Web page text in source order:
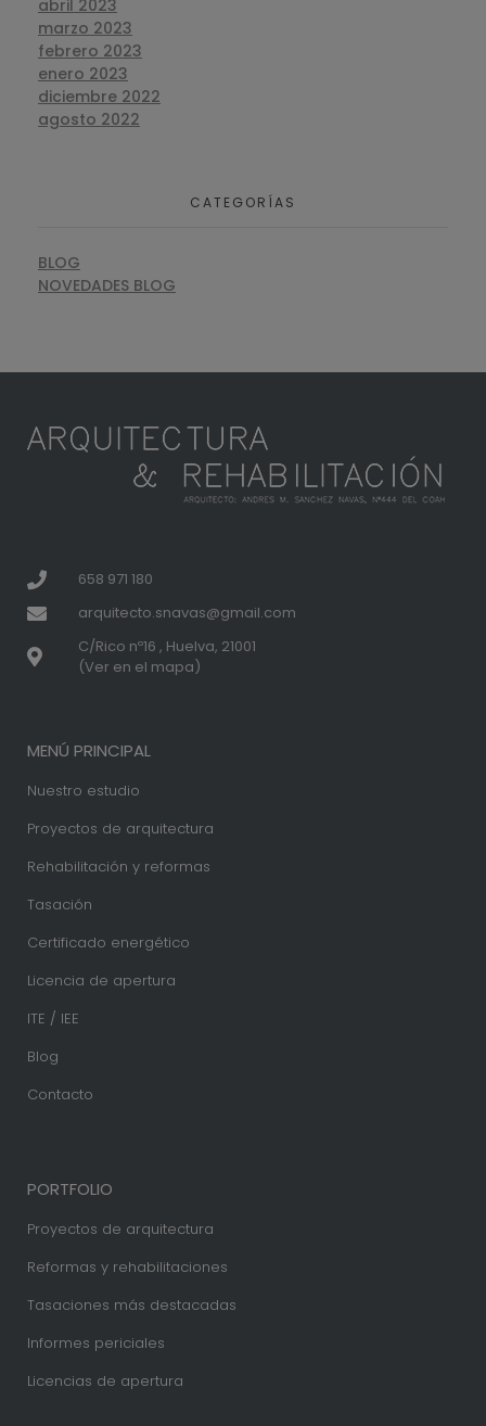
abril 2023
marzo 2023
febrero 2023
enero 2023
diciembre 2022
agosto 2022
CATEGORÍAS
BLOG
NOVEDADES BLOG
658 971 180
arquitecto.snavas@gmail.com
C/Rico nº16 , Huelva, 21001
(Ver en el mapa)
MENÚ PRINCIPAL
Nuestro estudio
Proyectos de arquitectura
Rehabilitación y reformas
Tasación
Certificado energético
Licencia de apertura
ITE / IEE
Blog
Contacto
PORTFOLIO
Proyectos de arquitectura
Reformas y rehabilitaciones
Tasaciones más destacadas
Informes periciales
Licencias de apertura